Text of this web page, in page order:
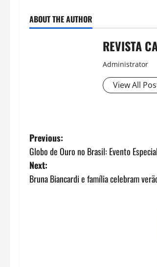
ABOUT THE AUTHOR
REVISTA
Administrator
View All
P
o
s
Previous:
Globo de Ouro no Brasil: Evento
Next:
Bruna Biancardi e família celebram